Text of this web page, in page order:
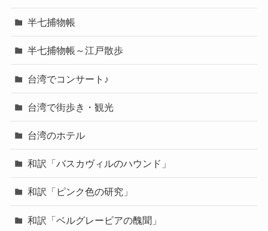
半七捕物帳
半七捕物帳～江戸散歩
台湾でコンサート♪
台湾で街歩き・観光
台湾のホテル
和訳「バスカヴィルのハウンド」
和訳「ピンク色の研究」
和訳「ベルグレービアの醜聞」